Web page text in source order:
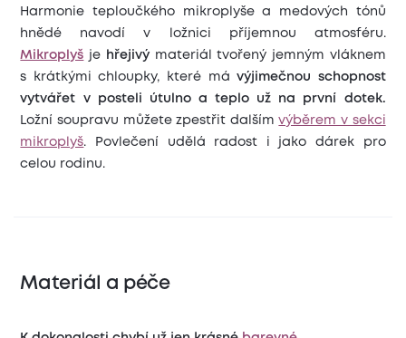
Harmonie teploučkého mikroplyše a medových tónů
hnědé navodí v ložnici příjemnou atmosféru.
Mikroplyš je hřejivý
materiál tvořený jemným vláknem
s krátkými chloupky, které má
výjimečnou schopnost
vytvářet v posteli útulno a teplo už na první dotek.
Ložní soupravu můžete zpestřit dalšímvýběrem v sekci
mikroplyš.
Povlečení udělá radost i jako dárek pro
celou rodinu.
Materiál a péče